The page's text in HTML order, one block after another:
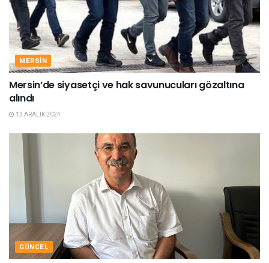
MERSIN
Mersin’de siyasetçi ve hak savunucuları gözaltına
alındı
13 ARALIK 2024
GÜNCEL